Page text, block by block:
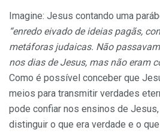
Imagine: Jesus contando uma
“enredo eivado de ideias pagãs,
metáforas judaicas. Não
nos dias de Jesus, mas não eram
Como é possível conceber que
meios para transmitir verdades
pode confiar nos ensinos de
distinguir o que era verdade e o